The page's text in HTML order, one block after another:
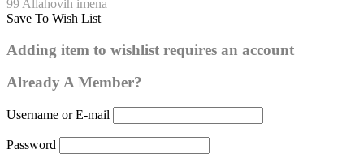
Allah
0
99 Allahovih imena
Save To Wish List
Adding item to wishlist requires an account
Already A Member?
Username or E-mail
Password